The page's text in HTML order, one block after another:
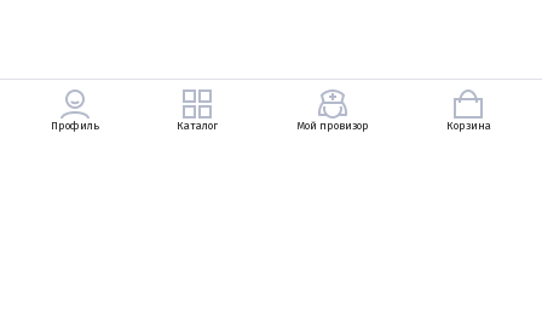
Профиль Каталог Мой провизор Корзина